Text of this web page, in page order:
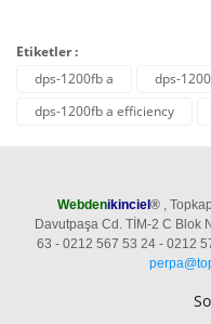
Etiketler :
dps-1200fb a
dps-
dps-1200fb a efficiency
Webdenikinciel ®,
Davutpaşa Cd. TİM-2 C Blok
63 - 0212 567 53 24 - 0212